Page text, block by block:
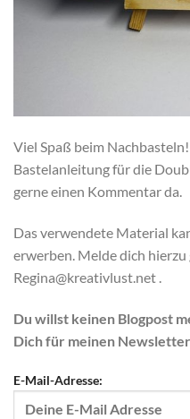
Viel Spaß beim
Bastelanleitung für die
gerne einen Kommentar da.
Das verwendete Material
erwerben. Melde dich
Regina@kreativlust.net .
Du willst keinen Blogpost
Dich für meinen Newsletter
E-Mail-Adresse: